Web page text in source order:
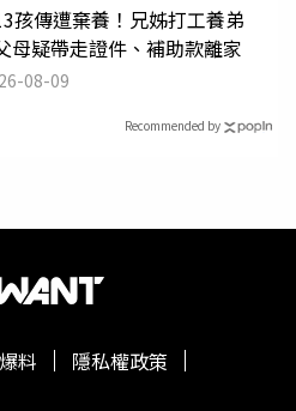
孩傳遭棄養！兄姊打工養弟
疑帶走證件、補助款離家
08-09
Recommended by
料
隱私權政策